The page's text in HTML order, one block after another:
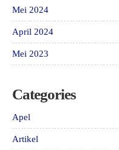
Mei 2024
April 2024
Mei 2023
Categories
Apel
Artikel